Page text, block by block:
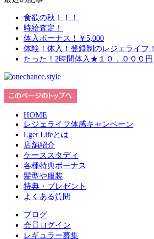
食欲の秋！！！
時給査定！
体入ボーナス！￥5,000
体験！体入！登録制のレジェライフ！
たった！2時間体入★１０，０００円
HOME
レジェライフ体感キャンペーン
Lger Lifeとは
店舗紹介
ケーススタディ
各種特典ボーナス
髪型や服装
特典・プレゼント
よくある質問
ブログ
会員ログイン
レギュラー募集